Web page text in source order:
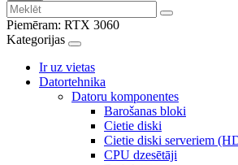
Piemēram: RTX 3060
Kategorijas
Ir uz vietas
Datortehnika
Datoru komponentes
Barošanas bloki
Cietie diski
Cietie diski serveriem
CPU dzesētāji